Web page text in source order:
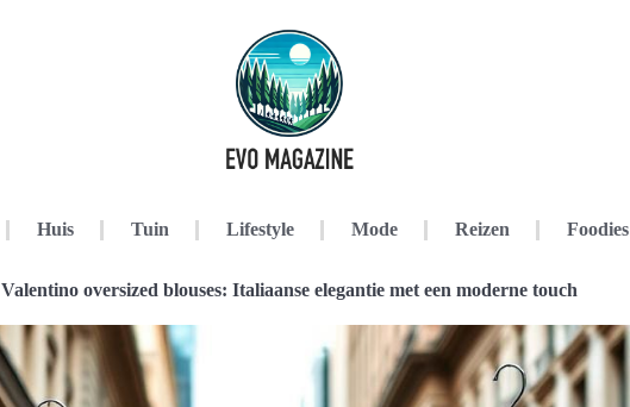
Huis Tuin Lifestyle Mode Reizen Foodies
Valentino oversized blouses: Italiaanse elegantie met een moderne touch